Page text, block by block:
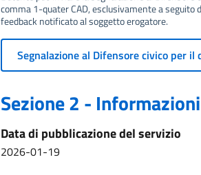
comma 1-quater CAD, esclusivamente a
feedback notificato al soggetto erogatore.
Segnalazione al Difensore civico per il
Sezione 2 -
Data di pubblicazione del servizio
2026-01-19